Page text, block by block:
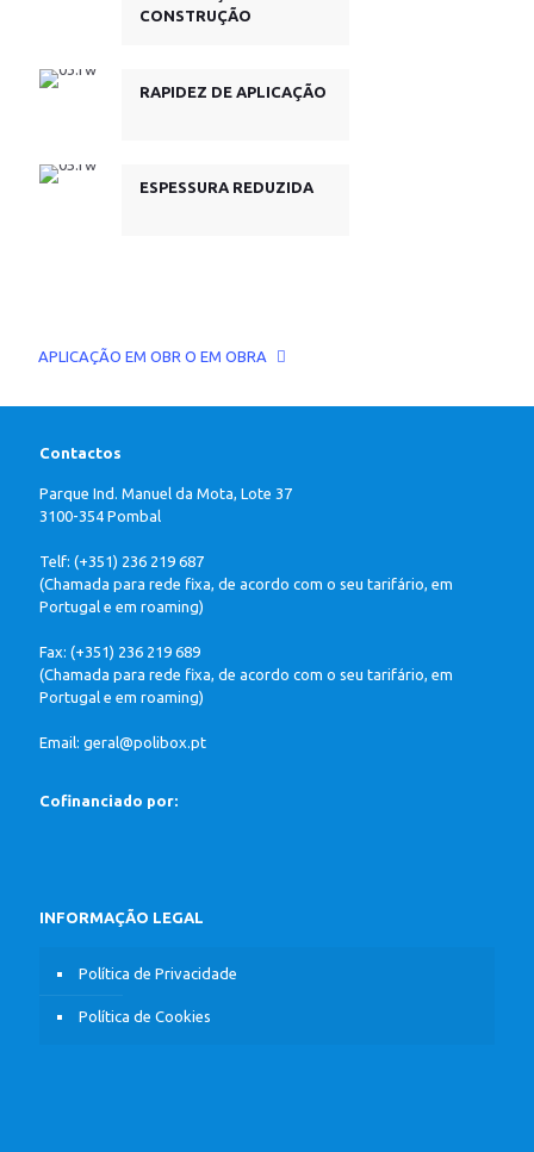
CONSTRUÇÃO
RAPIDEZ DE APLICAÇÃO
ESPESSURA REDUZIDA
APLICAÇÃO EM OBR O EM OBRA
Contactos
Parque Ind. Manuel da Mota, Lote 37
3100-354 Pombal
Telf: (+351) 236 219 687
(Chamada para rede fixa, de acordo com o seu tarifário, em
Portugal e em roaming)
Fax: (+351) 236 219 689
(Chamada para rede fixa, de acordo com o seu tarifário, em
Portugal e em roaming)
Email: geral@polibox.pt
Cofinanciado por:
INFORMAÇÃO LEGAL
Política de Privacidade
Política de Cookies